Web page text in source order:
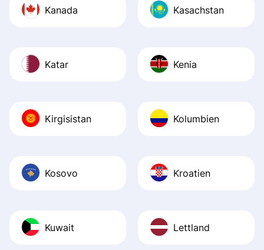
Kanada Kasachstan
Katar Kenia
Kirgisistan Kolumbien
Kosovo Kroatien
Kuwait Lettland